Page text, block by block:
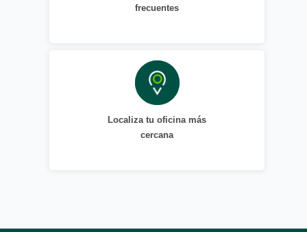
frecuentes
Localiza tu oficina más
cercana